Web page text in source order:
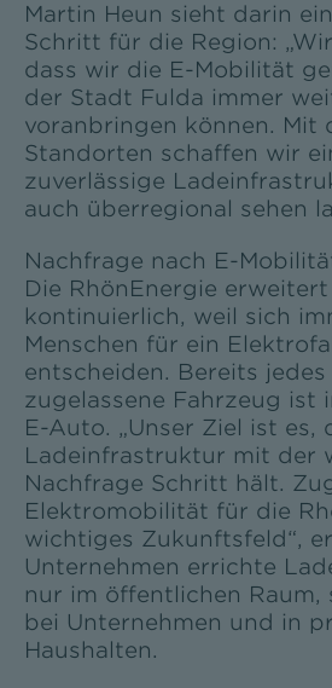
Martin Heun sieht darin
Schritt für die Region:
dass wir die E-Mobilität
der Stadt Fulda immer
voranbringen können. Mit
Standorten schaffen wir
zuverlässige
auch überregional sehen
Nachfrage nach E-
Die RhönEnergie
kontinuierlich, weil sich
Menschen für ein
entscheiden. Bereits
zugelassene Fahrzeug ist
E-Auto. „Unser Ziel ist es,
Ladeinfrastruktur mit der
Nachfrage Schritt hält.
Elektromobilität für die
wichtiges Zukunftsfeld“,
Unternehmen errichte
nur im öffentlichen Raum,
bei Unternehmen und in
Haushalten.